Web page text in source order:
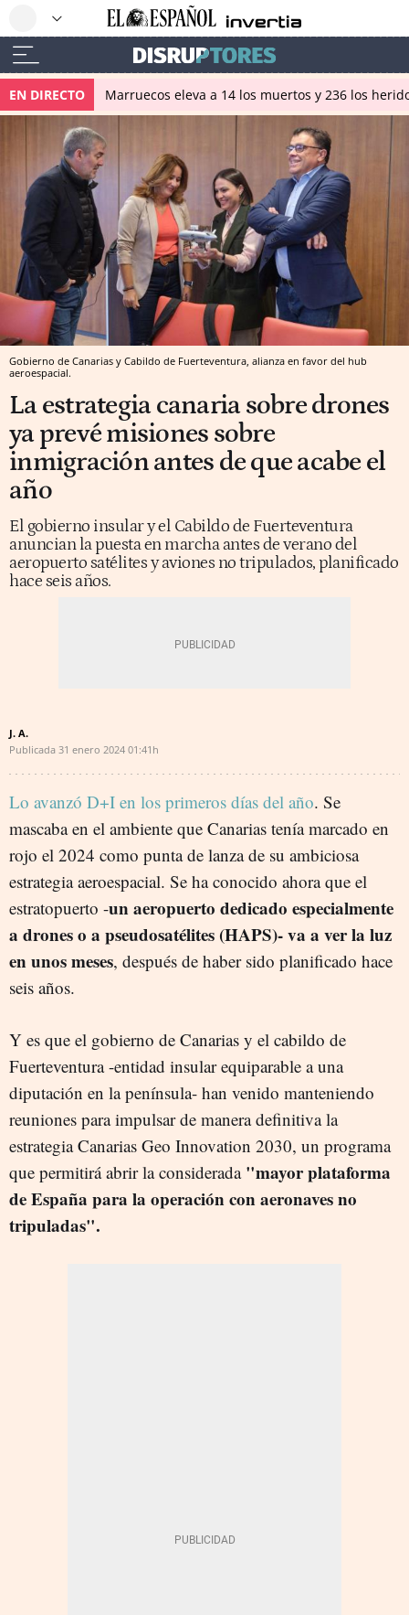
EN DIRECTO Marruecos eleva a 14 los muertos y 236 los
Gobierno de Canarias y Cabildo de Fuerteventura, alianza en favor del hub
aeroespacial.
La estrategia canaria sobre drones
ya prevé misiones sobre
inmigración antes de que acabe el
año
El gobierno insular y el Cabildo de Fuerteventura
anuncian la puesta en marcha antes de verano del
aeropuerto satélites y aviones no tripulados, planificado
hace seis años.
J. A.
Publicada 31 enero 2024 01:41h
Lo avanzó D+I en los primeros días del año. Se
mascaba en el ambiente que Canarias tenía marcado en
rojo el 2024 como punta de lanza de su ambiciosa
estrategia aeroespacial. Se ha conocido ahora que el
estratopuerto -un aeropuerto dedicado especialmente
a drones o a pseudosatélites (HAPS)- va a ver la luz
en unos meses, después de haber sido planificado hace
seis años.
Y es que el gobierno de Canarias y el cabildo de
Fuerteventura -entidad insular equiparable a una
diputación en la península- han venido manteniendo
reuniones para impulsar de manera definitiva la
estrategia Canarias Geo Innovation 2030, un programa
que permitirá abrir la considerada "mayor plataforma
de España para la operación con aeronaves no
tripuladas".